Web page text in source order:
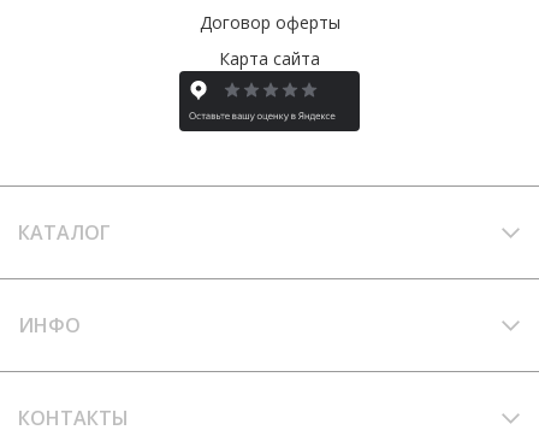
Договор оферты
Карта сайта
КАТАЛОГ
ИНФО
КОНТАКТЫ